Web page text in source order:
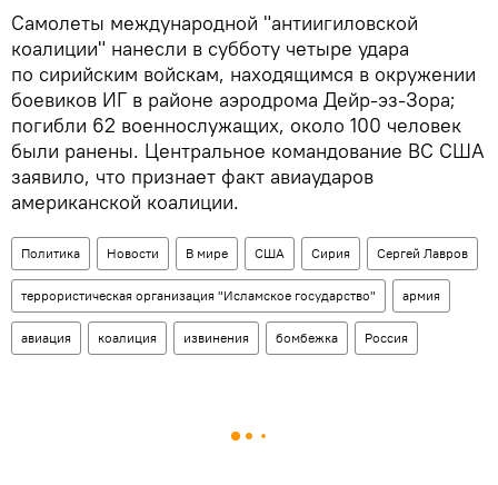
Самолеты международной "антиигиловской
коалиции" нанесли в субботу четыре удара
по сирийским войскам, находящимся в окружении
боевиков ИГ в районе аэродрома Дейр-эз-Зора;
погибли 62 военнослужащих, около 100 человек
были ранены. Центральное командование ВС США
заявило, что признает факт авиаударов
американской коалиции.
Политика Новости В мире США Сирия Сергей Лавров
террористическая организация "Исламское государство" армия
авиация коалиция извинения бомбежка Россия